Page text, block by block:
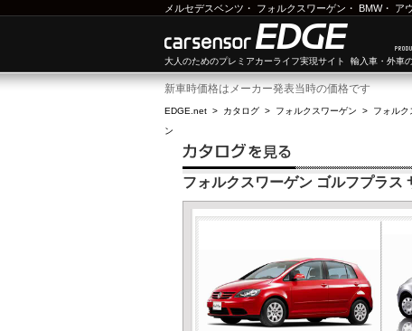
メルセデスベンツ ・ フォルクスワーゲン ・ BMW・ ア
大人のためのプレミアカーライフ実現サイト 輸入車・外車
新車時価格はメーカー発表当時の価格です
EDGE.net > カタログ > フォルクスワーゲン > フォル
ン
フォルクスワーゲン ゴルフプラス